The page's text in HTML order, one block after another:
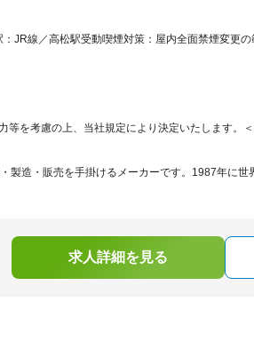
JR線／高松駅受動喫煙対策：屋内全面禁煙変更の
を考慮の上、当社規定により決定いたします。＜
造・販売を手掛けるメーカーです。1987年に世
求人詳細を見る